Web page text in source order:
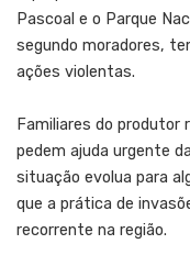
Pascoal e o Parque
segundo moradores,
ações violentas.
Familiares do produtor
pedem ajuda urgente
situação evolua para
que a prática de
recorrente na região.